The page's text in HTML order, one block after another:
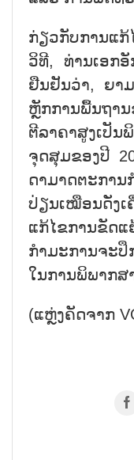
ກ່ຽວກັບການແກ້
ວິທີ, ທ່ານເອກ
ຢືນຢັນວ່າ, ຍາ
ຫຼັກການພື້ນຖ
ຕີລາຄາສູງເປັນ
ຈຸດສຸມຂອງປີ
ດາມາດຕະກາ
ປ່ຽນເໝືອນດັ່ງເ
ແກ້ໄຂການຂັດ
ກຳມະການຈະ
ໃນການພິພາກສ
(ແຫຼ່ງຄັດຈາກ